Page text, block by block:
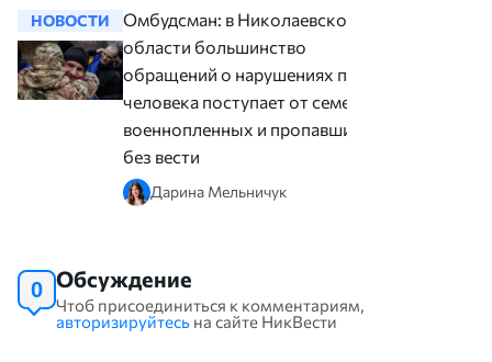
НОВОСТИ
Омбудсман: в Николаевской
области большинство
обращений о нарушениях прав
человека поступает от семей
военнопленных и пропавших
без вести
Дарина Мельничук
0 Обсуждение
Чтоб присоединиться к комментариям,
авторизируйтесь на сайте НикВести